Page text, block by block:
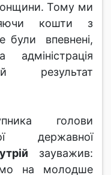
Тому ми
кошти з
були впевнені,
результат
голови
державної
зауважив:
на молодше